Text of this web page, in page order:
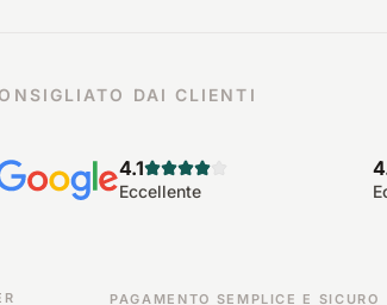
DAI CLIENTI
4.1
Eccellente
PAGAMENTO SEMPLICE E SICURO